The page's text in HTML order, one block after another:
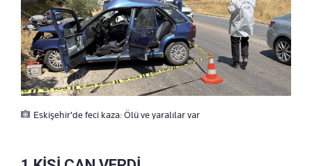
Eskişehir'de feci kaza: Ölü ve yaralılar var